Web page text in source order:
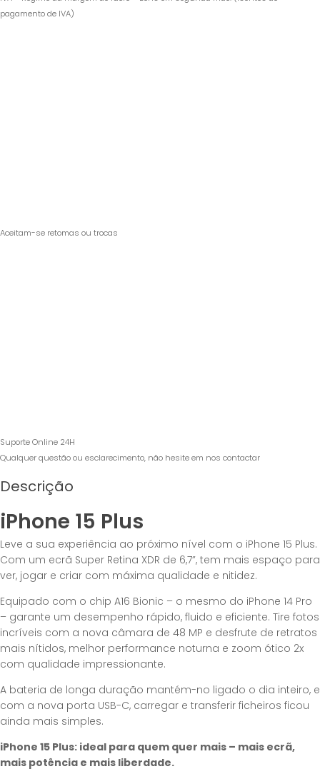
pagamento de IVA)
Aceitam-se retomas ou trocas
Suporte Online 24H
Qualquer questão ou esclarecimento, não hesite em nos contactar
Descrição
iPhone 15 Plus
Leve a sua experiência ao próximo nível com o iPhone 15 Plus.
Com um ecrã Super Retina XDR de 6,7”, tem mais espaço para
ver, jogar e criar com máxima qualidade e nitidez.
Equipado com o chip A16 Bionic – o mesmo do iPhone 14 Pro
– garante um desempenho rápido, fluido e eficiente. Tire fotos
incríveis com a nova câmara de 48 MP e desfrute de retratos
mais nítidos, melhor performance noturna e zoom ótico 2x
com qualidade impressionante.
A bateria de longa duração mantém-no ligado o dia inteiro, e
com a nova porta USB-C, carregar e transferir ficheiros ficou
ainda mais simples.
iPhone 15 Plus: ideal para quem quer mais – mais ecrã,
mais potência e mais liberdade.